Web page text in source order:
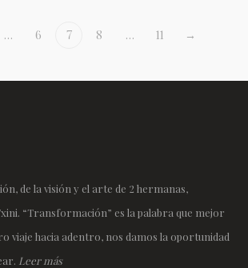
… 6 7 8 … 11 →
de la visión y el arte de 2 hermanas,
“Transformación” es la palabra que mejor
viaje hacia adentro, nos damos la oportunidad
Leer más